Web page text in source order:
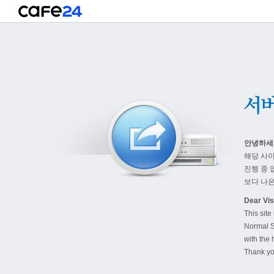
안녕하
해당 사
진행 중
보다 나
Dear
This site
Normal
with the
Thank